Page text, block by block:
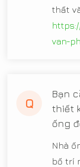
thất
van-
Q
Bạn
thiết
ống
Nhà
bố trí